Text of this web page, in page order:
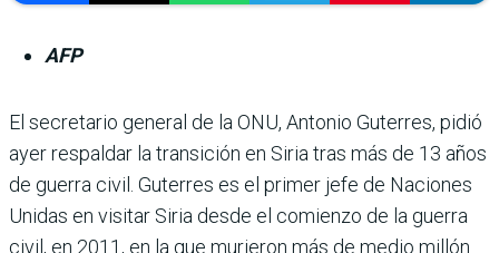
AFP
El secretario general de la ONU, Antonio Guterres, pidió
ayer respaldar la transición en Siria tras más de 13 años
de guerra civil. Guterres es el primer jefe de Naciones
Unidas en visitar Siria desde el comienzo de la guerra
civil, en 2011, en la que murieron más de medio millón